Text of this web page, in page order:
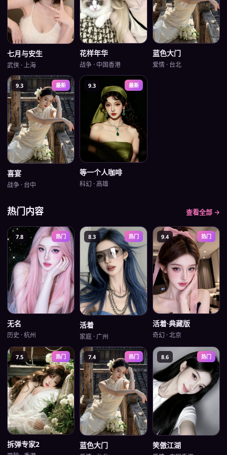
七月与安生
武侠 ·上海
花样年华
战争 · 中国香港
蓝色大门
爱情· 台北
9.3 最新
喜宴
战争 · 台中
9.3 最新
等一个人咖啡
科幻 ·高雄
热门内容 查看全部 →
7.8 热门
无名
历史 ·杭州
8.3 热门
活着
家庭 · 广州
9.4 热门
活着·典藏版
奇幻 ·北京
7.5 热门
拆弹专家2
7.4 热门
蓝色大门
8.6 热门
笑傲江湖